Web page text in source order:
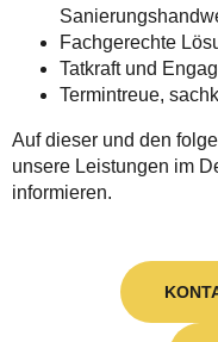
Fachgerechte
Tatkraft und
Termintreue,
Auf dieser und den
unsere Leistungen im
informieren.